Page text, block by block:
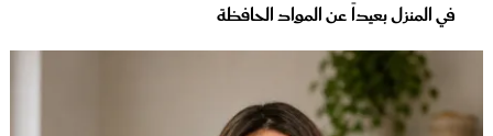
في المنزل بعيداً عن المواد الحافظة